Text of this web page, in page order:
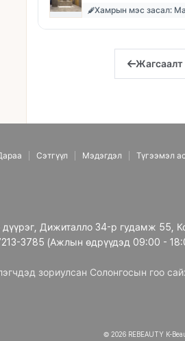
Хамрын мэс засал:
Жагсаалт
Сэтгүүл Мэдэгдэл Түгээмэл
дүүрэг, Дижиталло 34-р гудамж 55,
3785 (Ажлын өдрүүдэд 09:00 -
зориулсан Солонгосын гоо
© 2026 REBEAUTY K-